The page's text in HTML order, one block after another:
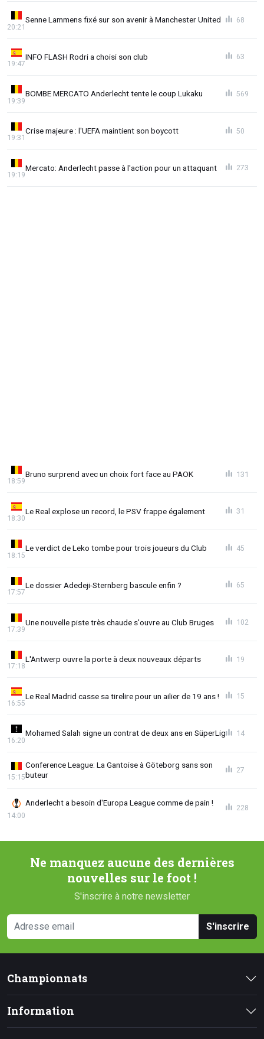
Senne Lammens fixé sur son avenir à Manchester United
20:21
68
INFO FLASH Rodri a choisi son club
19:47
63
BOMBE MERCATO Anderlecht tente le coup Lukaku
19:39
569
Crise majeure : l'UEFA maintient son boycott
19:31
50
Mercato: Anderlecht passe à l'action pour un attaquant
19:19
273
Bruno surprend avec un choix fort face au PAOK
18:59
131
Le Real explose un record, le PSV frappe également
18:30
31
Le verdict de Leko tombe pour trois joueurs du Club
18:15
45
Le dossier Adedeji-Sternberg bascule enfin ?
17:57
65
Une nouvelle piste très chaude s'ouvre au Club Bruges
17:39
102
L'Antwerp ouvre la porte à deux nouveaux départs
17:18
19
Le Real Madrid casse sa tirelire pour un ailier de 19 ans !
16:55
15
Mohamed Salah signe un contrat de deux ans en SüperLig
16:20
14
Conference League: La Gantoise à Göteborg sans son
buteur
15:15
27
Anderlecht a besoin d'Europa League comme de pain !
14:00
228
Ne manquez aucune des dernières
nouvelles sur le foot !
S'inscrire à notre newsletter
S'inscrire
Championnats
Information